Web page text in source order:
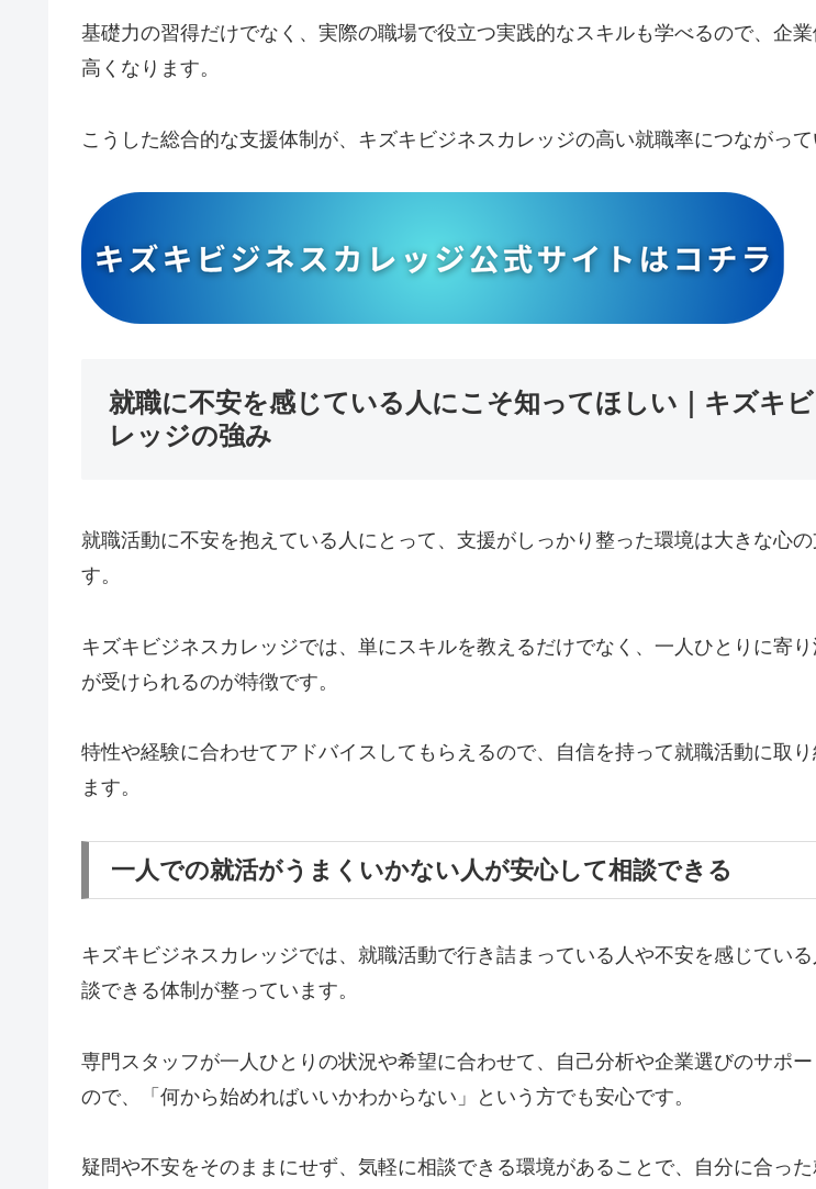
基礎力の習得だけでなく、実際の職場で役立つ実践的なスキルも学べるので、企
高くなります。
こうした総合的な支援体制が、キズキビジネスカレッジの高い就職率につながって
就職に不安を感じている人にこそ知ってほしい｜キズキ
レッジの強み
就職活動に不安を抱えている人にとって、支援がしっかり整った環境は大きな心の
す。
キズキビジネスカレッジでは、単にスキルを教えるだけでなく、一人ひとりに寄り
が受けられるのが特徴です。
特性や経験に合わせてアドバイスしてもらえるので、自信を持って就職活動に取り
ます。
一人での就活がうまくいかない人が安心して相談できる
キズキビジネスカレッジでは、就職活動で行き詰まっている人や不安を感じてい
談できる体制が整っています。
専門スタッフが一人ひとりの状況や希望に合わせて、自己分析や企業選びのサポ
ので、「何から始めればいいかわからない」という方でも安心です。
疑問や不安をそのままにせず、気軽に相談できる環境があることで、自分に合っ